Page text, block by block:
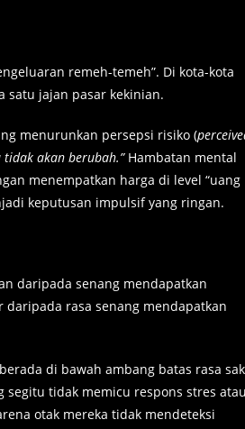
remeh-temeh”. Di kota-kota
satu jajan pasar kekinian.
menurunkan persepsi risiko (
tidak akan berubah.”Hambatan mental
menempatkan harga di level “uang
keputusan impulsif yang ringan.
daripada senang mendapatkan
daripada rasa senang mendapatkan
di bawah ambang batas rasa
segitu tidak memicu respons stres
otak mereka tidak mendeteksi